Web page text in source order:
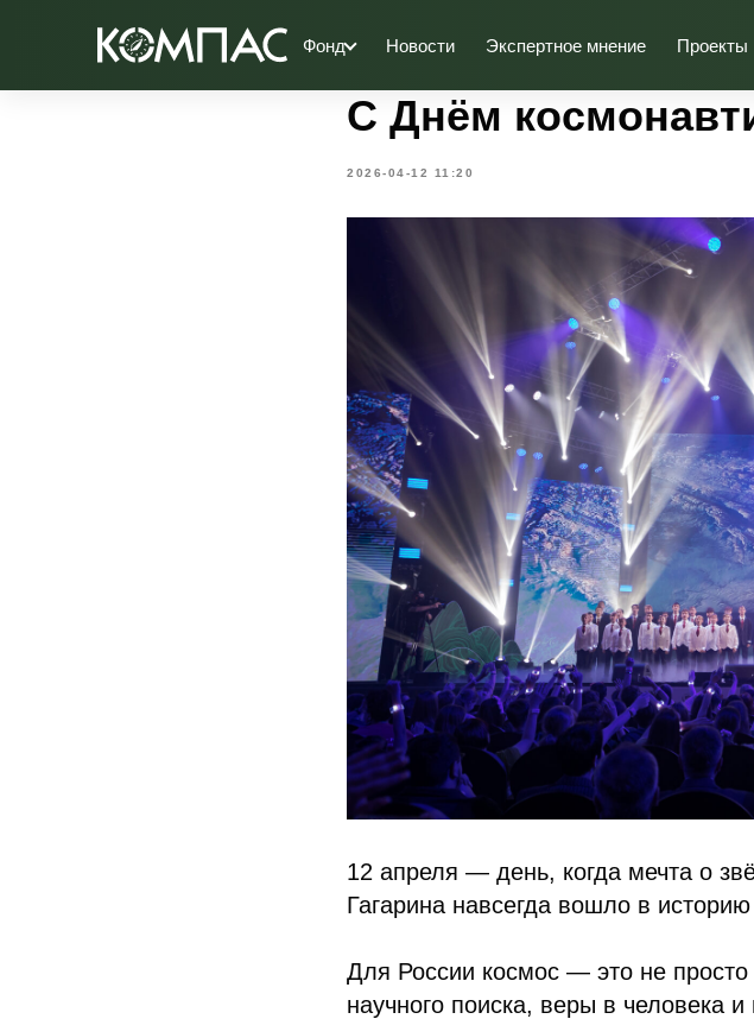
Фонд Новости Экспертное мнение Проекты
С Днём
2026-04-12 11:20
12 апреля — день, когда мечта о
Гагарина навсегда вошло в
Для России космос — это не
научного поиска, веры в человека